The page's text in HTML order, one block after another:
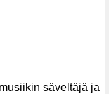
säveltäjä ja